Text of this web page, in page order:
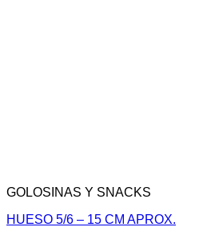
GOLOSINAS Y SNACKS
HUESO 5/6 – 15 CM APROX.